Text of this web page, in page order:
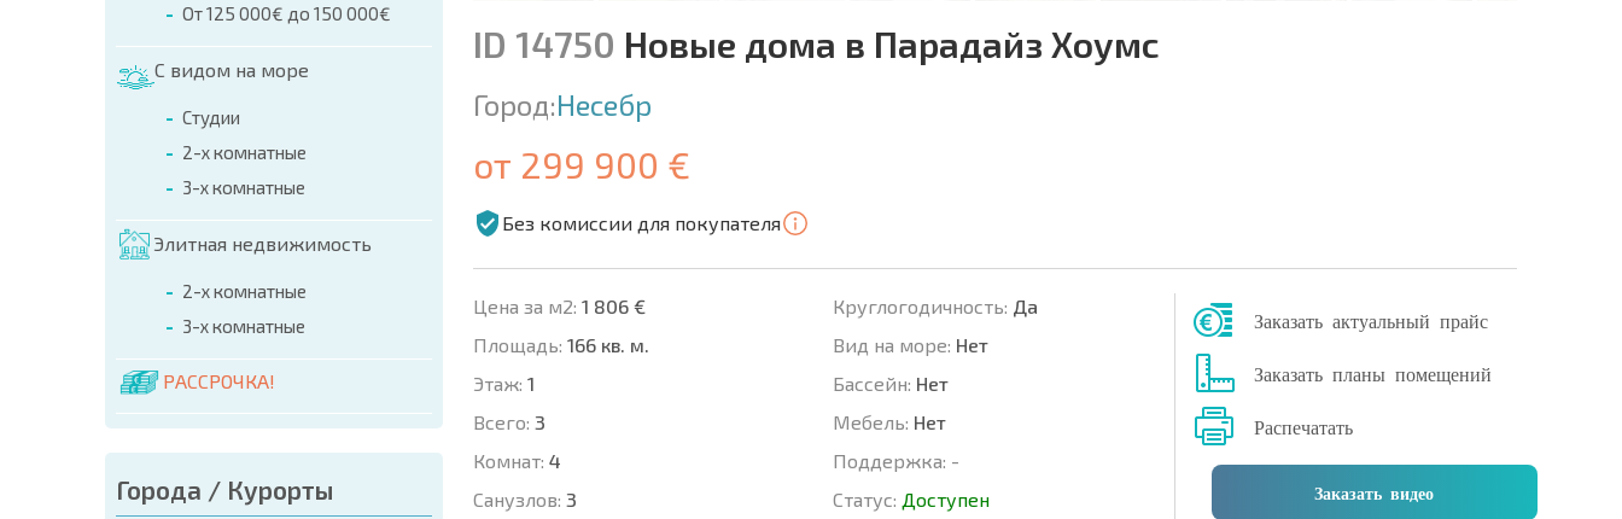
От 125 000€ до 150 000€
С видом на море
Студии
2-х комнатные
3-х комнатные
Элитная недвижимость
2-х комнатные
3-х комнатные
РАССРОЧКА!
Города / Курорты
ID 14750 Новые дома в Парадайз Хоумс
Город:Несебр
от 299 900 €
Без комиссии для покупателя
Цена за м2: 1 806 €
Площадь: 166 кв. м.
Этаж: 1
Всего: 3
Комнат: 4
Санузлов: 3
Круглогодичность: Да
Вид на море: Нет
Басcейн: Нет
Мебель: Нет
Поддержка: -
Статус: Доступен
Заказать актуальный прайс
Заказать планы помещений
Распечатать
Заказать видео